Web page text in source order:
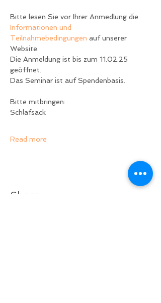
Bitte lesen Sie vor Ihrer Anmedlung die
Informationen und
Teilnahmebedingungen auf unserer
Website.
Die Anmeldung ist bis zum 11.02.25
geöffnet.
Das Seminar ist auf Spendenbasis.
Bitte mitbringen:
Schlafsack
Read more
Share